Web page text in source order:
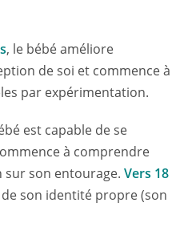
, le bébé améliore
de soi et commence à
par expérimentation.
est capable de se
à comprendre
sur son entourage. Vers 18
son identité propre (son